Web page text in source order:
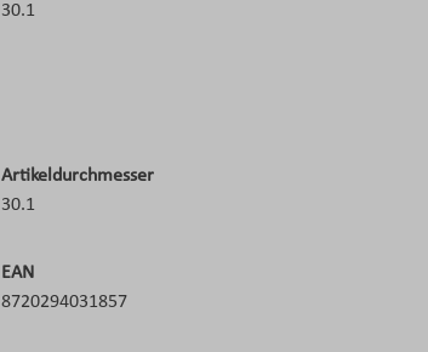
30.1
Artikeldurchmesser
30.1
EAN
8720294031857